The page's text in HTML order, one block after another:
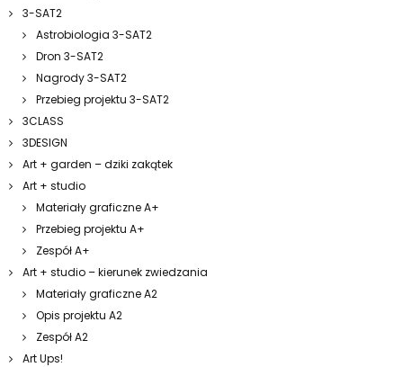
3-SAT2
Astrobiologia 3-SAT2
Dron 3-SAT2
Nagrody 3-SAT2
Przebieg projektu 3-SAT2
3CLASS
3DESIGN
Art + garden – dziki zakątek
Art + studio
Materiały graficzne A+
Przebieg projektu A+
Zespół A+
Art + studio – kierunek zwiedzania
Materiały graficzne A2
Opis projektu A2
Zespół A2
Art Ups!